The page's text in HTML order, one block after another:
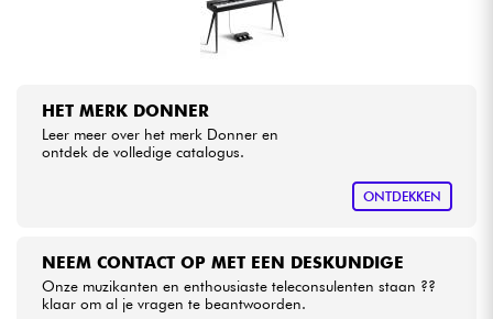
HET MERK DONNER
Leer meer over het merk Donner en
ontdek de volledige catalogus.
ONTDEKKEN
NEEM CONTACT OP MET EEN DESKUNDIGE
Onze muzikanten en enthousiaste teleconsulenten staan ??
klaar om al je vragen te beantwoorden.